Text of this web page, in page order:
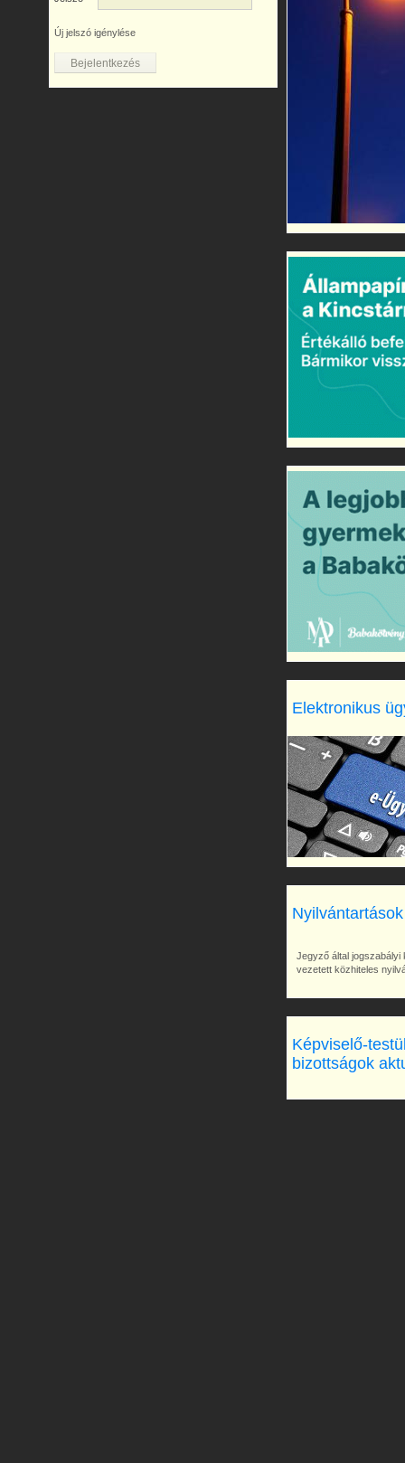
Új jelszó igénylése
Elektronikus
Nyilvántartások
Jegyző által jogszabályi
vezetett közhiteles
Képviselő-
bizottságok